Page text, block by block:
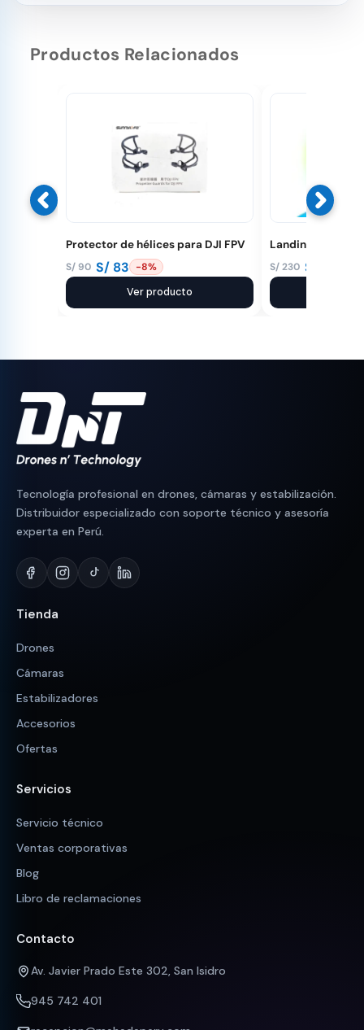
Productos Relacionados
Protector de hélices para DJI FPV
S/90
El
original
S/ 83
El
actual
-8%
Ver producto
Landing Pad Led
S/230
El
original
S/
El
actual
Tecnología profesional en drones, cámaras y estabilización.
Distribuidor especializado con soporte técnico y asesoría
experta en Perú.
Tienda
Drones
Cámaras
Estabilizadores
Accesorios
Ofertas
Servicios
Servicio técnico
Ventas corporativas
Blog
Libro de reclamaciones
Contacto
Av. Javier Prado Este 302, San Isidro
945 742 401